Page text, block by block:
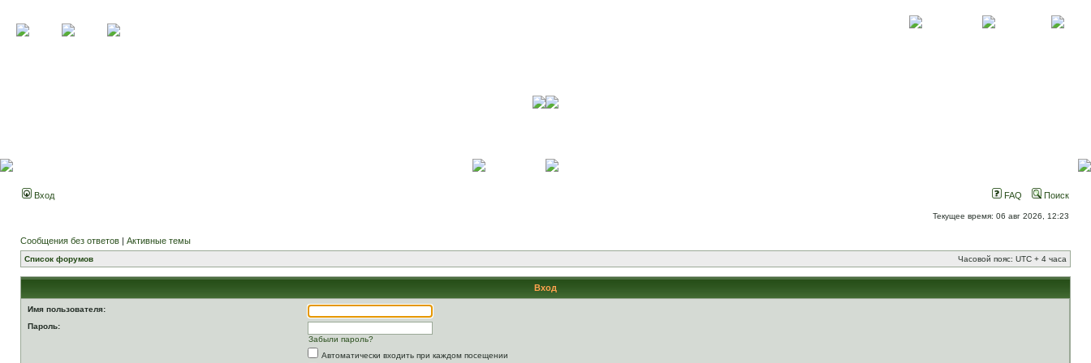
Вход FAQ Поиск
Текущее время: 06 авг 2026, 12:23
Сообщения без ответов | Активные темы
Список форумов Часовой пояс: UTC + 4 часа
Вход
Имя пользователя:
Пароль:
Забыли пароль?
Автоматически входить при каждом посещении